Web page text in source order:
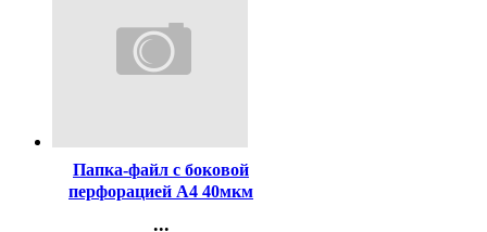
Папка-файл с боковой
перфорацией А4 40мкм
...